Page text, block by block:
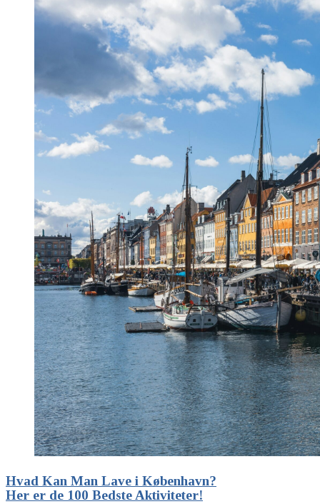
Hvad Kan Man Lave i København?
Her er de 100 Bedste Aktiviteter!